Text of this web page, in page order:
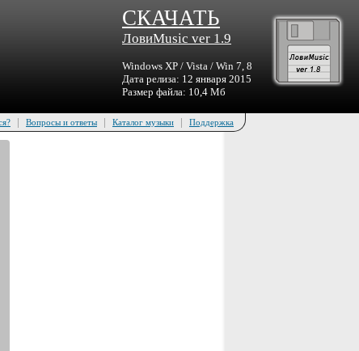
СКАЧАТЬ
ЛовиMusic ver 1.9
Windows XP / Vista / Win 7, 8
Дата релиза: 12 января 2015
Размер файла: 10,4 Мб
| Вопросы и ответы | Каталог музыки | Поддержка